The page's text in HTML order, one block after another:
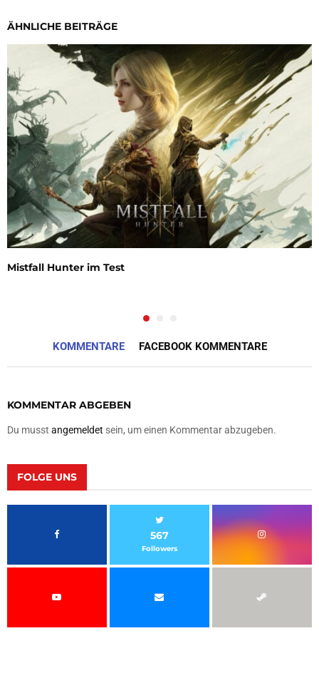
ÄHNLICHE BEITRÄGE
Mistfall Hunter im Test
KOMMENTARE FACEBOOK KOMMENTARE
KOMMENTAR ABGEBEN
Du musst angemeldet sein, um einen Kommentar abzugeben.
FOLGE UNS
567
Followers